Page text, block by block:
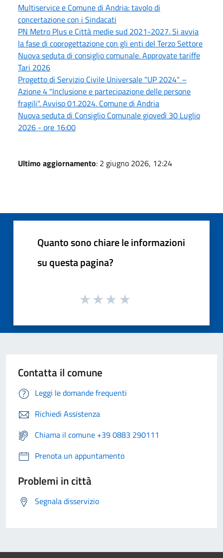
Multiservice e Comune di Andria: tavolo di
concertazione con i Sindacati
PN Metro Plus e Città medie sud 2021-2027. Si avvia
la fase di coprogettazione con gli enti del Terzo Settore
Nuova seduta di consiglio comunale. Approvate tariffe
Tari 2026
Progetto di Servizio Civile Universale "UP 2024" –
Azione 4 "Inclusione e partecipazione delle persone
fragili". Avviso 01.2024. Comune di Andria
Nuova seduta di Consiglio Comunale giovedì 30 Luglio
2026 - ore 16:00
Ultimo aggiornamento: 2 giugno 2026, 12:24
Quanto sono chiare le informazioni
su questa pagina?
Contatta il comune
Leggi le domande frequenti
Richiedi Assistenza
Chiama il comune +39 0883 290111
Prenota un appuntamento
Problemi in città
Segnala disservizio